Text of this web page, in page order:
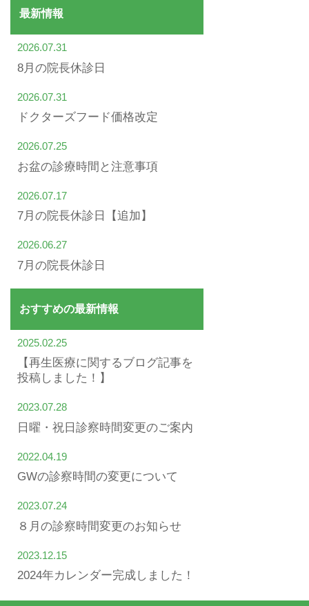
最新情報
2026.07.31
8月の院長休診日
2026.07.31
ドクターズフード価格改定
2026.07.25
お盆の診療時間と注意事項
2026.07.17
7月の院長休診日【追加】
2026.06.27
7月の院長休診日
おすすめの最新情報
2025.02.25
【再生医療に関するブログ記事を
投稿しました！】
2023.07.28
日曜・祝日診察時間変更のご案内
2022.04.19
GWの診察時間の変更について
2023.07.24
８月の診察時間変更のお知らせ
2023.12.15
2024年カレンダー完成しました！